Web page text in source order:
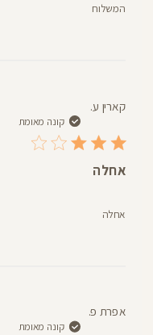
המשלוח
קארין ע.
קונה מאומת
אחלה
אחלה
אפרת פ.
קונה מאומת